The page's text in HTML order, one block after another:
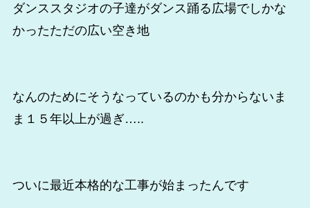
ダンススタジオの子達がダンス踊る広場でしかな
かったただの広い空き地
なんのためにそうなっているのかも分からないま
ま１５年以上が過ぎ…..
ついに最近本格的な工事が始まったんです